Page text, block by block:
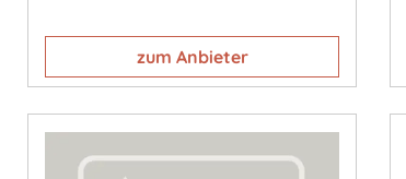
zum Anbieter